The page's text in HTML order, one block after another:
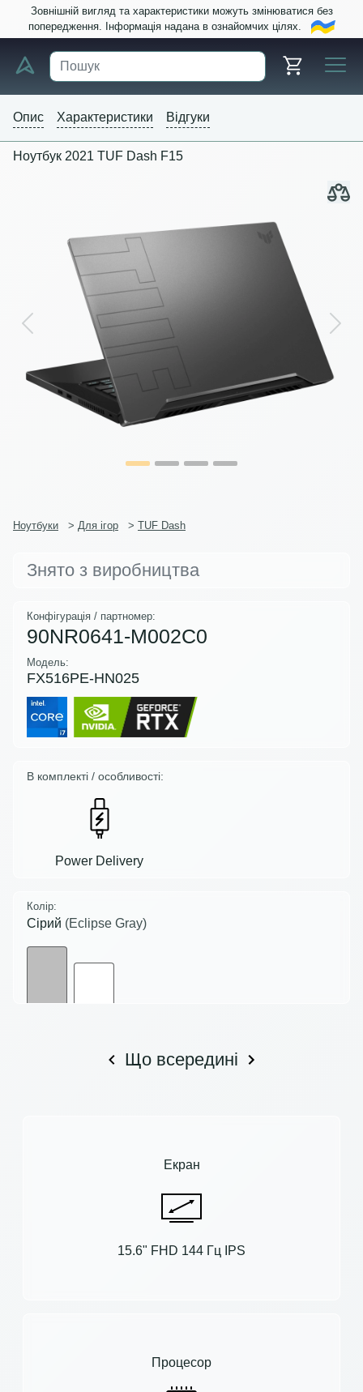
Зовнішній вигляд та характеристики можуть змінюватися без
попередження. Інформація надана в ознайомчих цілях.
Опис Характеристики Відгуки
Ноутбук 2021 TUF Dash F15
Previous Next
Ноутбуки > Для ігор > TUF Dash
Знято з виробництва
Конфігурація / партномер:
90NR0641-M002C0
Модель:
FX516PE-HN025
В комплекті / особливості:
Power Delivery
Колір:
Сірий (Eclipse Gray)
Що всередині
Екран
15.6" FHD 144 Гц IPS
Процесор